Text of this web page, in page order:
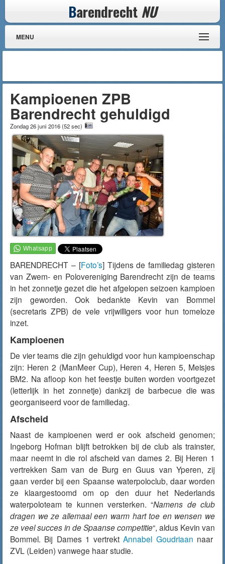
Barendrecht NU
MENU
Kampioenen ZPB
Barendrecht gehuldigd
Zondag 26 juni 2016(52 sec)
BARENDRECHT – [Foto’s] Tijdens de familiedaggisteren
van Zwem- en Polovereniging Barendrecht zijn de teams
in het zonnetje gezet die het afgelopen seizoen kampioen
zijn geworden. Ook bedankte Kevin van Bommel
(secretaris ZPB) de vele vrijwilligers voor hun tomeloze
inzet.
Kampioenen
De vier teams die zijn gehuldigd voor hun kampioenschap
zijn: Heren 2 (ManMeer Cup), Heren 4, Heren 5, Meisjes
BM2. Na afloop kon het feestje buiten worden voortgezet
(letterlijk in het zonnetje) dankzij de barbecue die was
georganiseerd voor de familiedag.
Afscheid
Naast de kampioenen werd er ook afscheid genomen;
Ingeborg Hofman blijft betrokken bij de club als trainster,
maar neemt in die rol afscheid van dames 2. Bij Heren 1
vertrekken Sam van de Burg en Guus van Yperen, zij
gaan verder bij een Spaanse waterpoloclub, daar worden
ze klaargestoomd om op den duur het Nederlands
waterpoloteam te kunnen versterken. “Namens de club
dragen we ze allemaal een warm hart toe en wensen we
ze veel succes in de Spaanse competitie“, aldus Kevin van
Bommel. Bij Dames 1 vertrektAnnabel Goudriaan naar
ZVL (Leiden) vanwege haar studie.